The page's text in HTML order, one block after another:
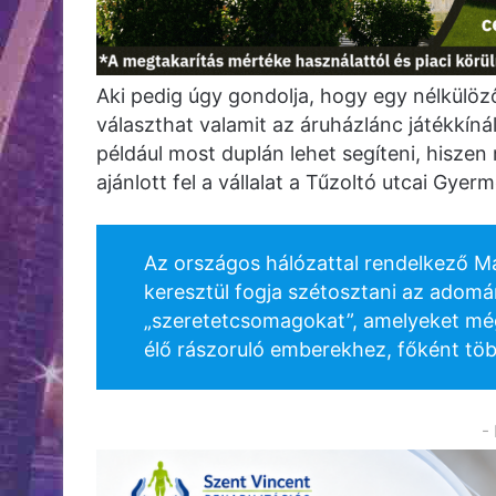
Aki pedig úgy gondolja, hogy egy
választhat valamit az áruházlánc
például most duplán lehet segíteni,
ajánlott fel a vállalat a Tűzoltó utcai
Az országos hálózattal rendelkező
keresztül fogja szétosztani az
„szeretetcsomagokat”, amelyeket
élő rászoruló emberekhez, főként
-